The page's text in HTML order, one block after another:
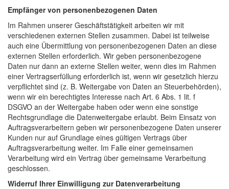
Empfänger von personenbezogenen Daten
Im Rahmen unserer Geschäftstätigkeit arbeiten wir mit
verschiedenen externen Stellen zusammen. Dabei ist teilweise
auch eine Übermittlung von personenbezogenen Daten an diese
externen Stellen erforderlich. Wir geben personenbezogene
Daten nur dann an externe Stellen weiter, wenn dies im Rahmen
einer Vertragserfüllung erforderlich ist, wenn wir gesetzlich hierzu
verpflichtet sind (z. B. Weitergabe von Daten an Steuerbehörden),
wenn wir ein berechtigtes Interesse nach Art. 6 Abs. 1 lit. f
DSGVO an der Weitergabe haben oder wenn eine sonstige
Rechtsgrundlage die Datenweitergabe erlaubt. Beim Einsatz von
Auftragsverarbeitern geben wir personenbezogene Daten unserer
Kunden nur auf Grundlage eines gültigen Vertrags über
Auftragsverarbeitung weiter. Im Falle einer gemeinsamen
Verarbeitung wird ein Vertrag über gemeinsame Verarbeitung
geschlossen.
Widerruf Ihrer Einwilligung zur Datenverarbeitung